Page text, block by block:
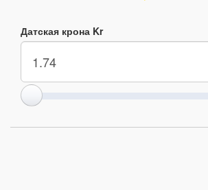
Датская крона Kr